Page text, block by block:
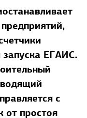
ЕГАИС.
с
от простоя